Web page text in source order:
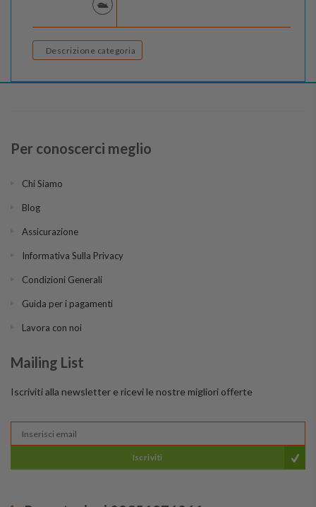
Descrizione categoria
Per conoscerci meglio
Chi Siamo
Blog
Assicurazione
Informativa Sulla Privacy
Condizioni Generali
Guida per i pagamenti
Lavora con noi
Mailing List
Iscriviti alla newsletter e ricevi le nostre migliori offerte
Iscriviti